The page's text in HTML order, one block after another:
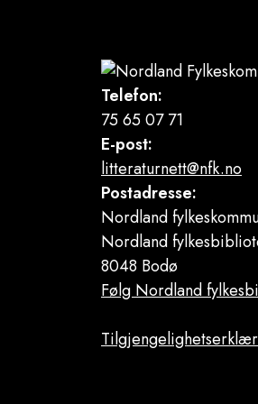
Telefon:
75 65 07 71
E-post:
litteraturnett@nfk.no
Postadresse:
Nordland
Nordland
8048 Bodø
Følg Nordland